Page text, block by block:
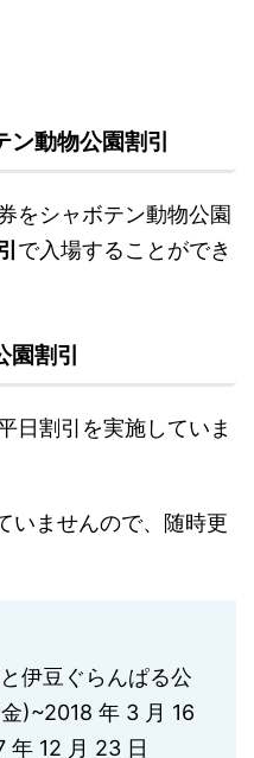
動物公園割引
をシャボテン動物公園
で入場することができ
割引
日割引を実施していま
いませんので、随時更
伊豆ぐらんぱる公
)~2018 年 3 月 16
年 12 月 23 日